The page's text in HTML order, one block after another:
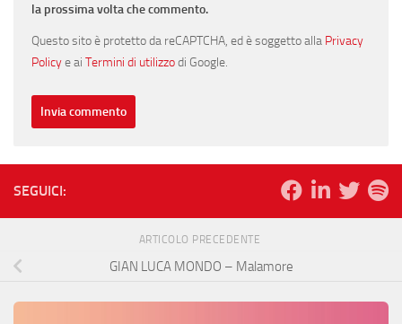
la prossima volta che commento.
Questo sito è protetto da reCAPTCHA, ed è soggetto alla Privacy
Policye ai Termini di utilizzodi Google.
SEGUICI:
ARTICOLO PRECEDENTE
GIAN LUCA MONDO – Malamore